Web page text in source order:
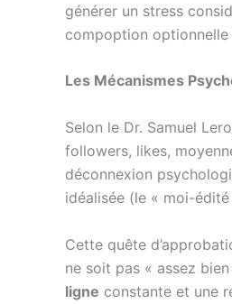
générer un stress
compoption
Les Mécanismes
Selon le Dr. Samuel
followers, likes,
déconnexion
idéalisée (le « moi-édité
Cette quête
ne soit pas « assez
ligne constante et une